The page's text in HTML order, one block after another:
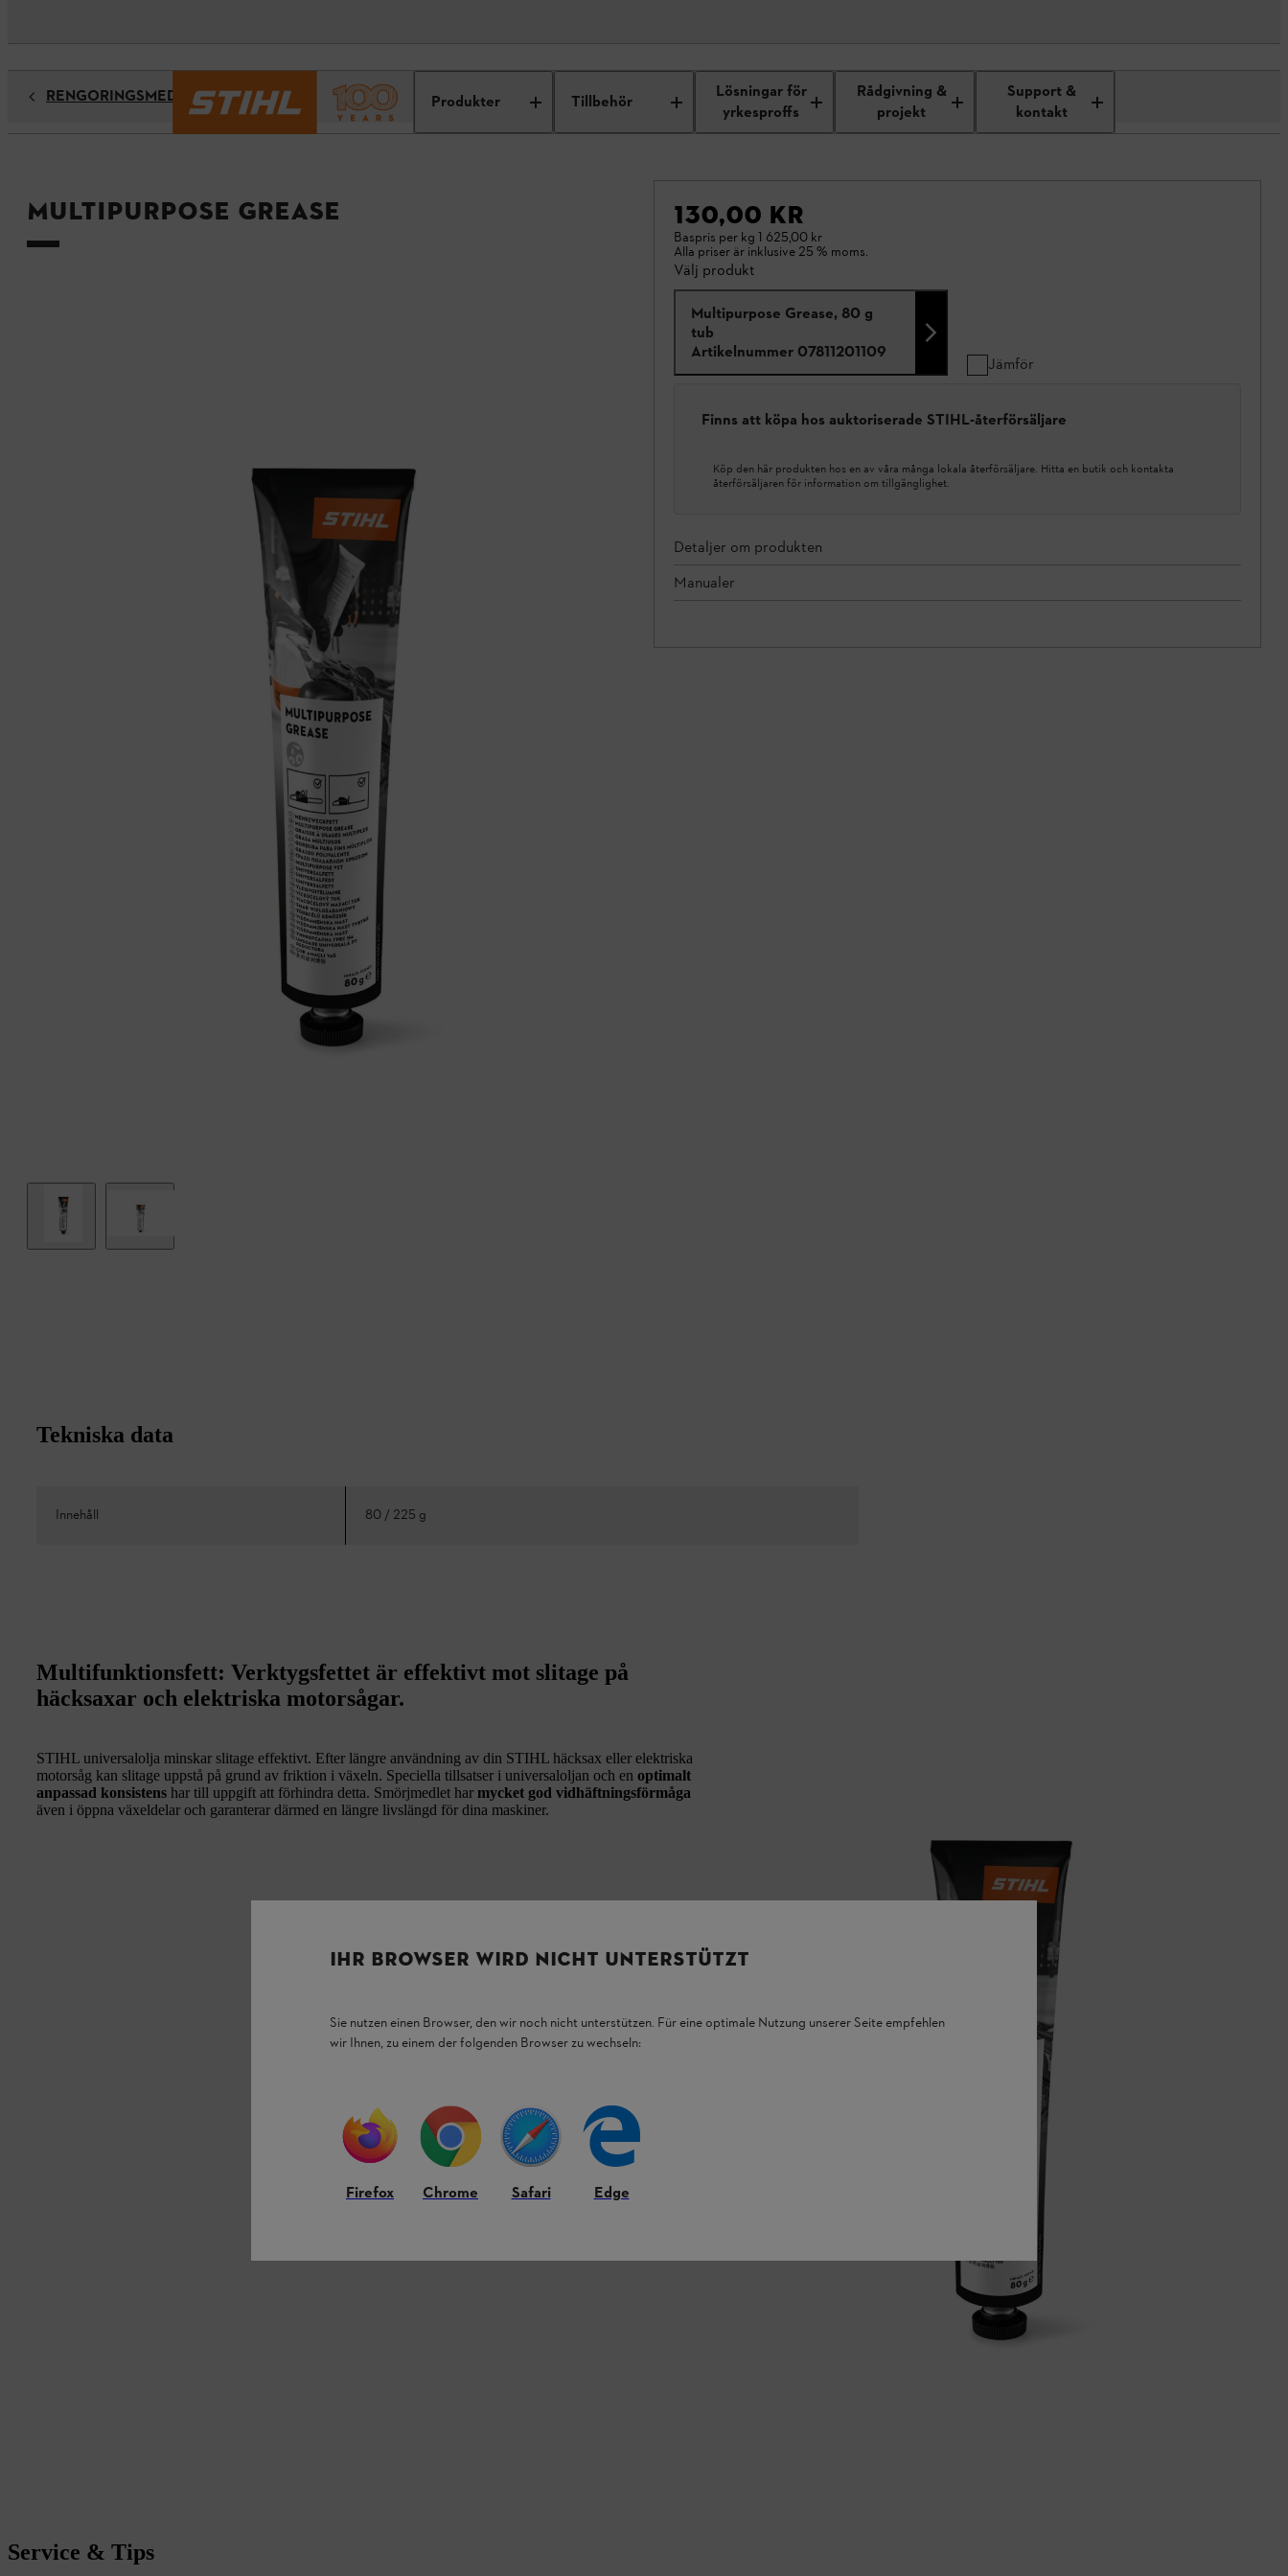
Produkter Tillbehör
Lösningar för
yrkesproffs
Rådgivning &
projekt
Support &
kontakt
RENGÖRINGSMEDEL OCH FETTER
Multipurpose Grease 130,00 KR
Baspris per kg 1 625,00 kr
Alla priser är inklusive 25 % moms.
Välj produkt
Multipurpose Grease, 80 g
tub
Artikelnummer 07811201109
Jämför
Finns att köpa hos auktoriserade STIHL-återförsäljare
Köp den här produkten hos en av våra många lokala återförsäljare. Hitta en butik och kontakta
återförsäljaren för information om tillgänglighet.
Detaljer om produkten
Manualer
Tekniska data
Innehåll 80 / 225 g
Multifunktionsfett: Verktygsfettet är effektivt mot slitage på
häcksaxar och elektriska motorsågar.
STIHL universalolja minskar slitage effektivt. Efter längre användning av din STIHL häcksax eller elektriska
motorsåg kan slitage uppstå på grund av friktion i växeln. Speciella tillsatser i universaloljan och en optimalt
anpassad konsistens har till uppgift att förhindra detta. Smörjmedlet har mycket god vidhäftningsförmåga
även i öppna växeldelar och garanterar därmed en längre livslängd för dina maskiner.
Service & Tips
IHR BROWSER WIRD NICHT UNTERSTÜTZT
Sie nutzen einen Browser, den wir noch nicht unterstützen. Für eine optimale Nutzung unserer Seite empfehlen
wir Ihnen, zu einem der folgenden Browser zu wechseln:
Firefox Chrome Safari Edge